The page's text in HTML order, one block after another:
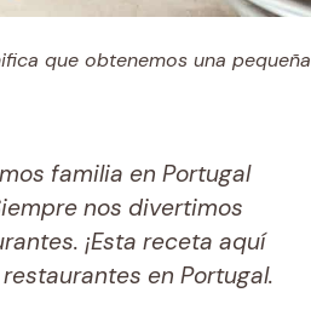
que obtenemos una pequeña
familia en Portugal
nos divertimos
¡Esta receta aquí
en Portugal.